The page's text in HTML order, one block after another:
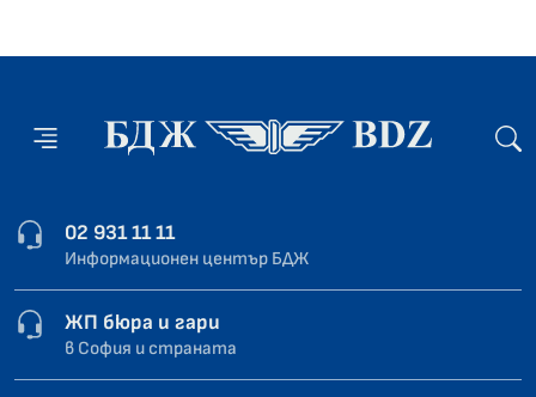
02 931 11 11
Информационен център БДЖ
ЖП бюра и гари
в София и страната